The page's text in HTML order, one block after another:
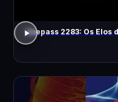
Voepass 2283: Os Elos